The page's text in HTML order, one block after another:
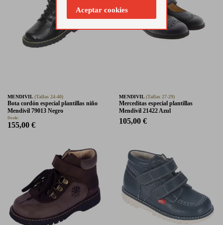
MENDIVIL(Tallas 24-40)
Bota cordón especial plantillas niño
Mendivil 79013 Negro
Desde:
155,00 €
MENDIVIL(Tallas 27-29)
Merceditas especial plantillas
Mendivil 21422 Azul
105,00 €
Aceptar cookies